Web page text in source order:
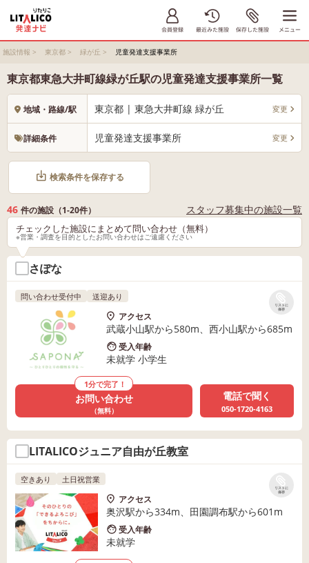
施設情報 > 東京都 > 緑が丘 > 児童発達支援事業所
東京都東急大井町線緑が丘駅の児童発達支援事業所一覧
地域・路線/駅 東京都 | 東急大井町線 緑が丘 変更
詳細条件 児童発達支援事業所 変更
検索条件を保存する
46 件の施設（1-20件） スタッフ募集中の施設一覧
チェックした施設にまとめて問い合わせ（無料）
※営業・調査を目的としたお問い合わせはご遠慮ください
さぽな
リストに
保存
問い合わせ受付中 送迎あり
アクセス
武蔵小山駅から580m、西小山駅から685m
受入年齢
未就学 小学生
1分で完了！
お問い合わせ
（無料）
電話で聞く
050-1720-4163
LITALICOジュニア自由が丘教室
リストに
保存
空きあり 土日祝営業
アクセス
奥沢駅から334m、田園調布駅から601m
受入年齢
未就学